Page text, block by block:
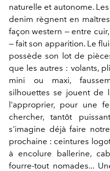
naturelle et autonome.
denim règnent en
façon western — entre
— fait son apparition. Le
possède son lot de
que les autres : volants,
mini ou maxi,
silhouettes se jouent de
l'approprier, pour une
chercher, tantôt
s'imagine déjà faire
prochaine : ceintures
à encolure ballerine,
fourre-tout nomades...